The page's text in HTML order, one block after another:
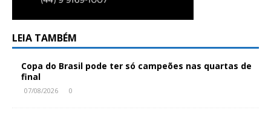
LEIA TAMBÉM
Copa do Brasil pode ter só campeões nas quartas de
final
07/08/2026 0